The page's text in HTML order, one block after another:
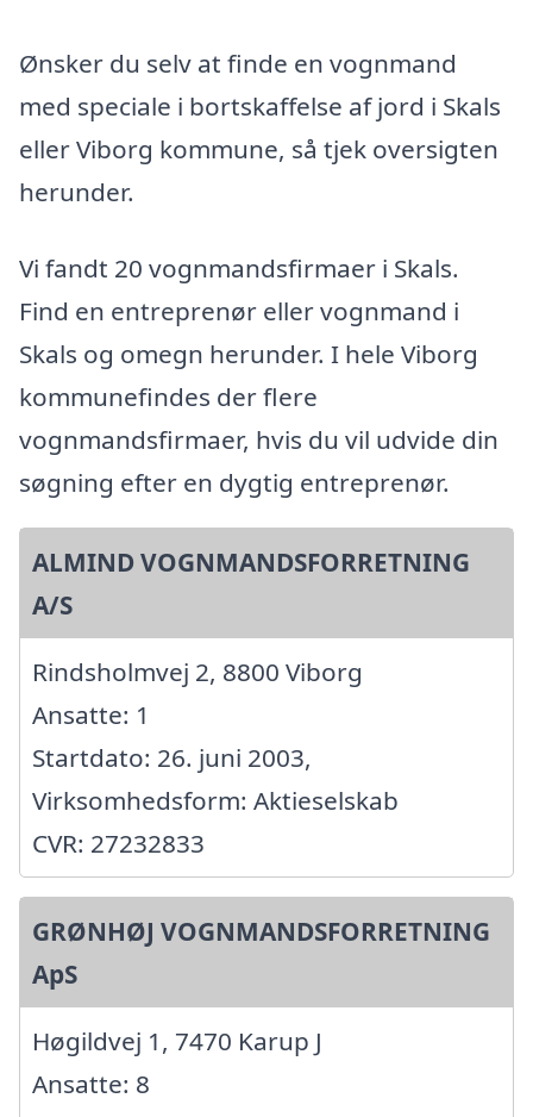
Ønsker du selv at finde en vognmand
med speciale i bortskaffelse af jord i Skals
eller Viborg kommune, så tjek oversigten
herunder.
Vi fandt 20 vognmandsfirmaer i Skals.
Find en entreprenør eller vognmand i
Skals og omegn herunder. I hele Viborg
kommunefindes der flere
vognmandsfirmaer, hvis du vil udvide din
søgning efter en dygtig entreprenør.
ALMIND VOGNMANDSFORRETNING
A/S
Rindsholmvej 2, 8800 Viborg
Ansatte: 1
Startdato: 26. juni 2003,
Virksomhedsform: Aktieselskab
CVR: 27232833
GRØNHØJ VOGNMANDSFORRETNING
ApS
Høgildvej 1, 7470 Karup J
Ansatte: 8